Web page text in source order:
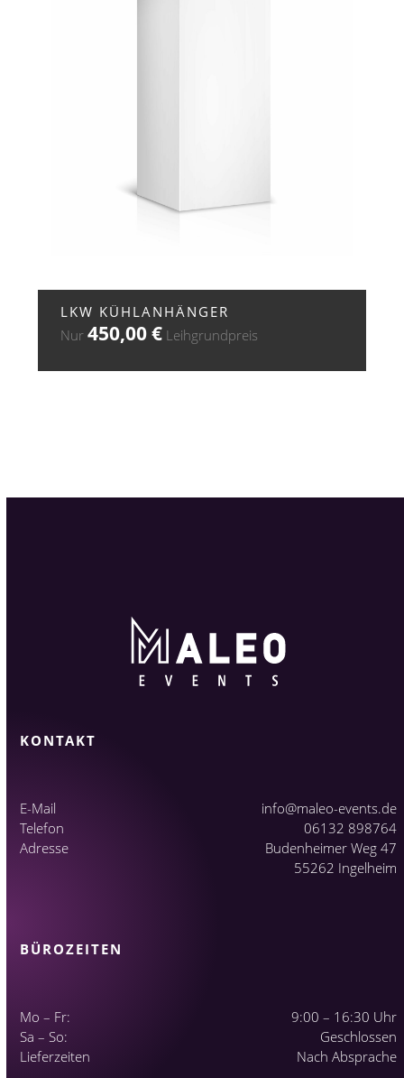
LKW KÜHLANHÄNGER
Nur450,00€ Leihgrundpreis
KONTAKT
E-Mail
info@maleo-events.de
Telefon
06132 898764
Adresse
Budenheimer Weg 47
55262 Ingelheim
BÜROZEITEN
Mo – Fr:
9:00 – 16:30 Uhr
Sa – So:
Geschlossen
Lieferzeiten
Nach Absprache